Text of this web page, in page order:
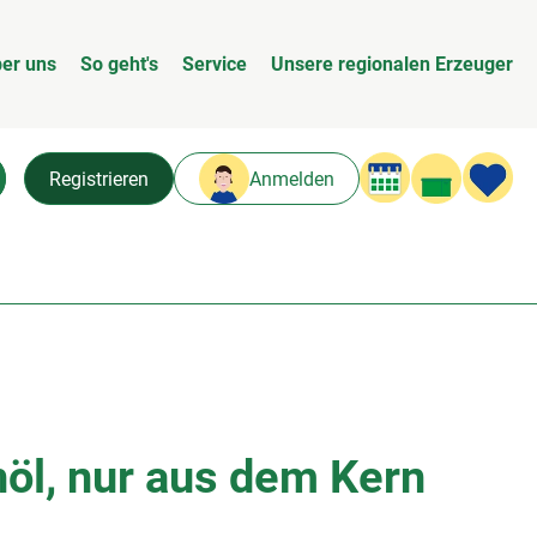
uns So geht's Service Unsere regionalen Erzeuger
Registrieren Anmelden
nur aus dem Kern